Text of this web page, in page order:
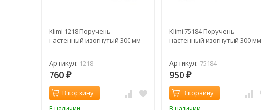
Klimi 1218 Поручень
настенный изогнутый 300 мм
Артикул: 1218
760 ₽
В корзину
Klimi 75184 Поручень
настенный изогнутый 300 мм
Артикул: 75184
950 ₽
В корзину